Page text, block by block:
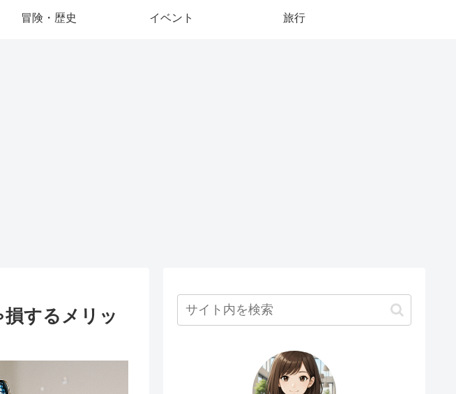
冒険・歴史 イベント 旅行
するメリッ